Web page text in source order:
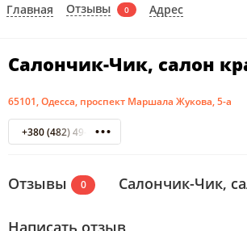
Главная Отзывы 0 Адрес
Салончик-Чик, салон
65101, Одесса, проспект Маршала Жукова, 5-а
+380 (482) 49-51-64
Отзывы 0 Салончик-Чик,